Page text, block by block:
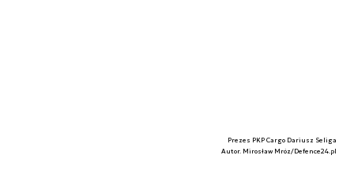
Prezes PKP Cargo Dariusz Seliga
Autor. Mirosław Mróz/Defence24.pl